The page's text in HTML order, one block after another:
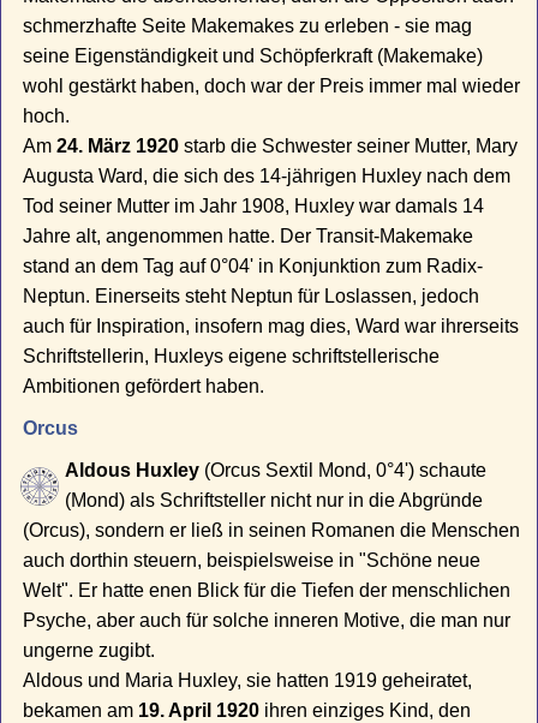
schmerzhafte Seite Makemakes zu erleben - sie mag
seine Eigenständigkeit und Schöpferkraft (Makemake)
wohl gestärkt haben, doch war der Preis immer mal wieder
hoch.
Am24. März 1920 starb die Schwester seiner Mutter, Mary
Augusta Ward, die sich des 14-jährigen Huxley nach dem
Tod seiner Mutter im Jahr 1908, Huxley war damals 14
Jahre alt, angenommen hatte. Der Transit-Makemake
stand an dem Tag auf 0°04' in Konjunktion zum Radix-
Neptun. Einerseits steht Neptun für Loslassen, jedoch
auch für Inspiration, insofern mag dies, Ward war ihrerseits
Schriftstellerin, Huxleys eigene schriftstellerische
Ambitionen gefördert haben.
Orcus
Aldous Huxley (Orcus Sextil Mond, 0°4') schaute
(Mond) als Schriftsteller nicht nur in die Abgründe
(Orcus), sondern er ließ in seinen Romanen die Menschen
auch dorthin steuern, beispielsweise in "Schöne neue
Welt". Er hatte enen Blick für die Tiefen der menschlichen
Psyche, aber auch für solche inneren Motive, die man nur
ungerne zugibt.
Aldous und Maria Huxley, sie hatten 1919 geheiratet,
bekamen am 19. April 1920 ihren einziges Kind, den